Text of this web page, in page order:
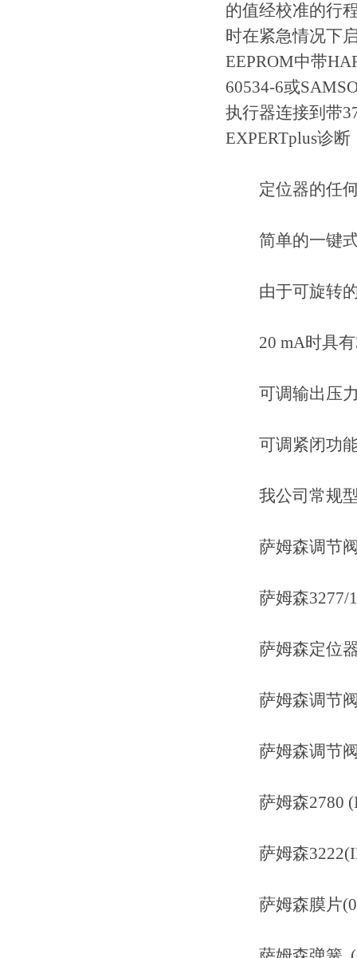
的值经校准的行
时在紧急情况下
EEPROM中带
60534-6或
执行器连接到带
EXPERTplus诊断
定位器的任何
简单的一键式
由于可旋转的
20 mA时具有
可调输出压
可调紧闭功
我公司常规
萨姆森调节阀
萨姆森3277/
萨姆森定位器
萨姆森调节阀
萨姆森调节阀
萨姆森2780
萨姆森
萨姆森膜片